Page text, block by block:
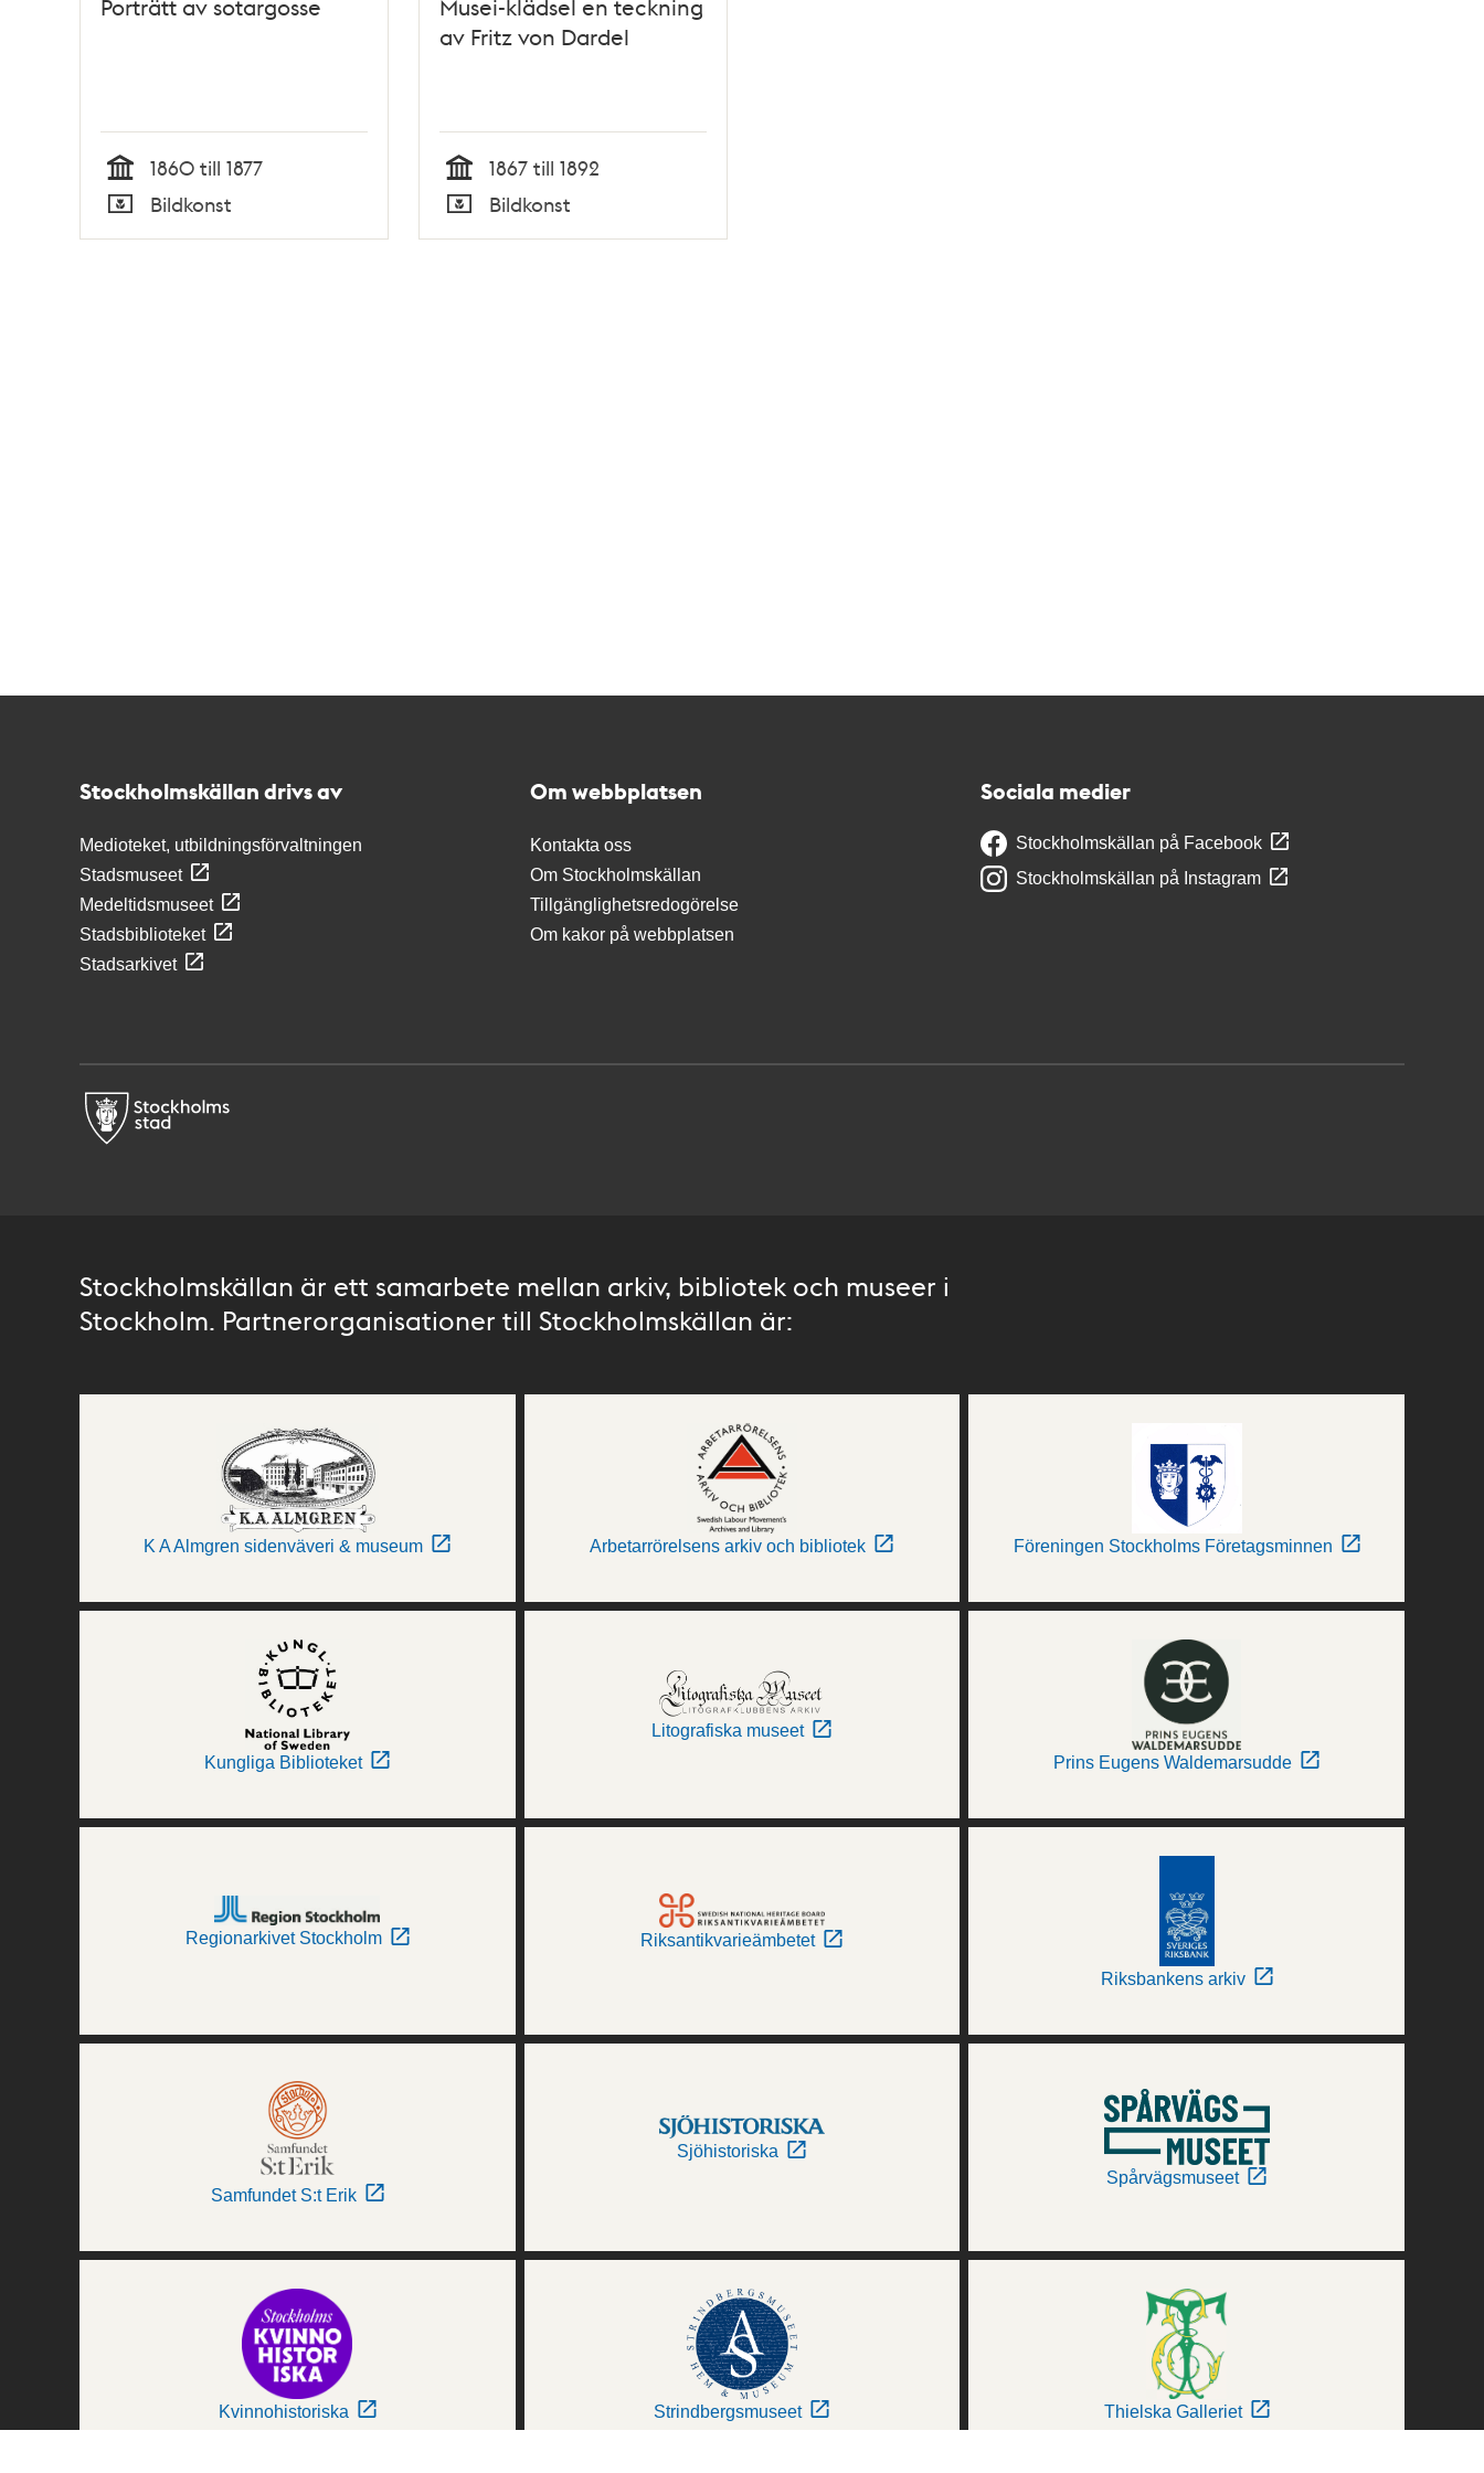
Porträtt av sotargosse
Tid
1860 till 1877
Typ
Bildkonst
Musei-klädsel en teckning
av Fritz von Dardel
Tid
1867 till 1892
Typ
Bildkonst
Stockholmskällan drivs av
Medioteket, utbildningsförvaltningen
Stadsmuseet
Medeltidsmuseet
Stadsbiblioteket
Stadsarkivet
Om webbplatsen
Kontakta oss
Om Stockholmskällan
Tillgänglighetsredogörelse
Om kakor på webbplatsen
Sociala medier
Stockholmskällan på Facebook
Stockholmskällan på Instagram
Stockholmskällan är ett samarbete mellan arkiv, bibliotek och museer i
Stockholm. Partnerorganisationer till Stockholmskällan är:
K A Almgren sidenväveri & museum Arbetarrörelsens arkiv och bibliotek Föreningen Stockholms Företagsminnen
Kungliga Biblioteket
Litografiska museet
Prins Eugens Waldemarsudde
Regionarkivet Stockholm Riksantikvarieämbetet
Riksbankens arkiv
Samfundet S:t Erik
Sjöhistoriska
Spårvägsmuseet
Kvinnohistoriska Strindbergsmuseet Thielska Galleriet